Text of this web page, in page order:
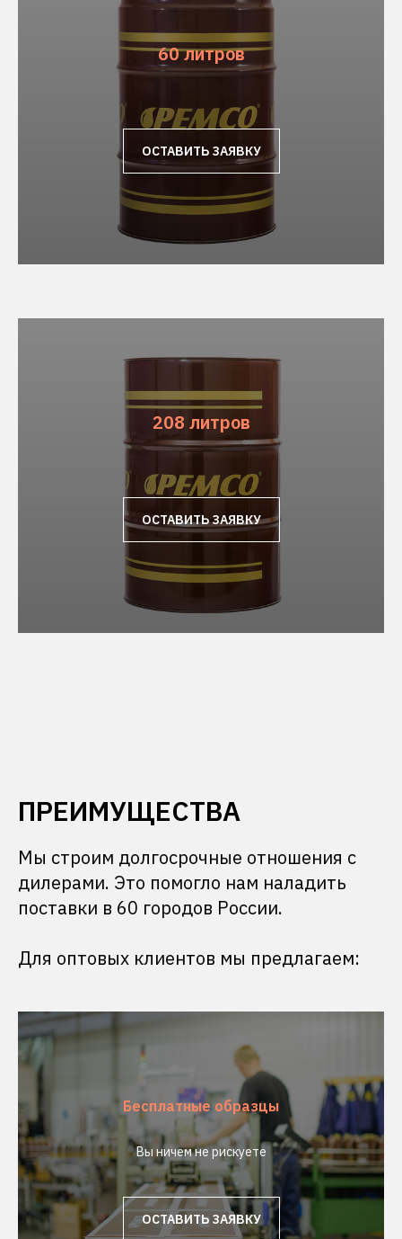
60 литров
ОСТАВИТЬ ЗАЯВКУ
208 литров
ОСТАВИТЬ ЗАЯВКУ
ПРЕИМУЩЕСТВА
Мы строим долгосрочные отношения с
дилерами. Это помогло нам наладить
поставки в 60 городов России.
Для оптовых клиентов мы предлагаем:
Бесплатные образцы
Вы ничем не рискуете
ОСТАВИТЬ ЗАЯВКУ